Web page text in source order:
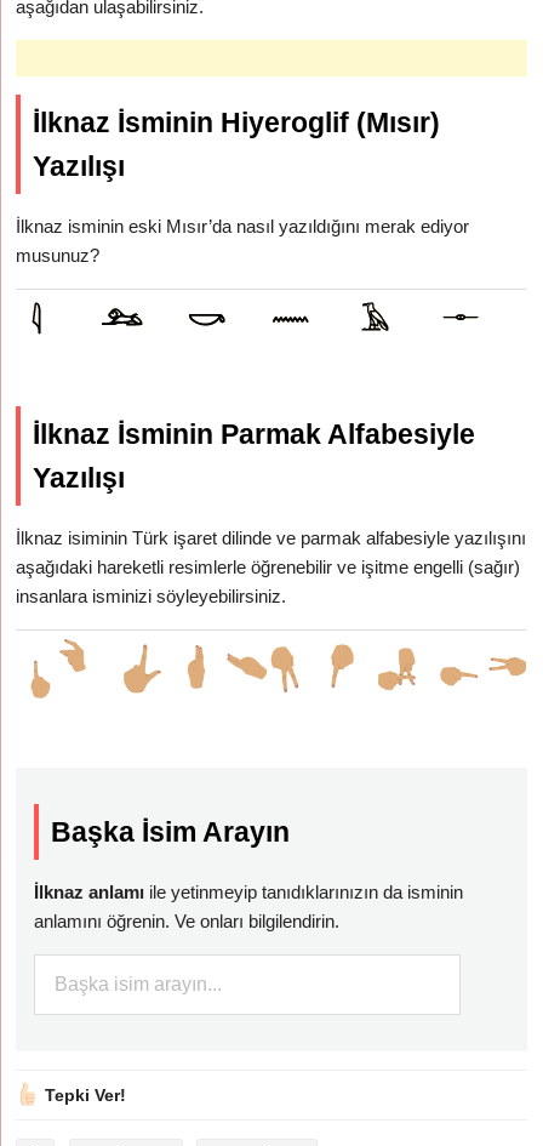
aşağıdan ulaşabilirsiniz.
İlknaz İsminin Hiyeroglif (Mısır)
Yazılışı
İlknaz isminin eski Mısır’da nasıl yazıldığını merak ediyor
musunuz?
İlknaz İsminin Parmak Alfabesiyle
Yazılışı
İlknaz isiminin Türk işaret dilinde ve parmak alfabesiyle yazılışını
aşağıdaki hareketli resimlerle öğrenebilir ve işitme engelli (sağır)
insanlara isminizi söyleyebilirsiniz.
Başka İsim Arayın
İlknaz anlamı ile yetinmeyip tanıdıklarınızın da isminin
anlamını öğrenin. Ve onları bilgilendirin.
Tepki Ver!